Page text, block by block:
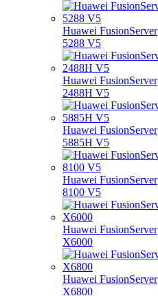
Huawei FusionServer
5288 V5
Huawei FusionServer
2488H V5
Huawei FusionServer
5885H V5
Huawei FusionServer
8100 V5
Huawei FusionServer
X6000
Huawei FusionServer
X6800